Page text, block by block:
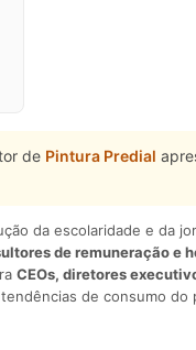
de Pintura Predial
da escolaridade e da
de remuneração e
CEOs, diretores
de consumo